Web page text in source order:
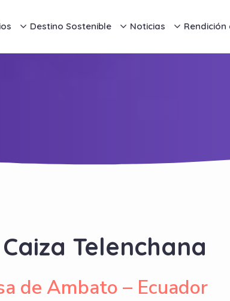
Destino Sostenible Noticias Rendición
Telenchana
de Ambato – Ecuador